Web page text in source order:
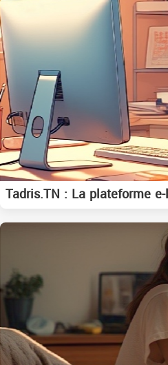
Tadris.TN : La plateforme